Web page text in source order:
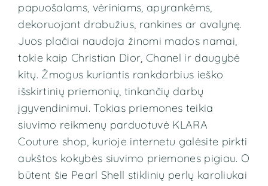
papuošalams, vėriniams, apyrankėms,
dekoruojant drabužius, rankines ar avalynę.
Juos plačiai naudoja žinomi mados namai,
tokie kaip Christian Dior, Chanel ir daugybė
kitų. Žmogus kuriantis rankdarbius ieško
išskirtinių priemonių, tinkančių darbų
įgyvendinimui. Tokias priemones teikia
siuvimo reikmenų parduotuvė KLARA
Couture shop, kurioje internetu galėsite pirkti
aukštos kokybės siuvimo priemones pigiau. O
būtent šie Pearl Shell stiklinių perlų karoliukai